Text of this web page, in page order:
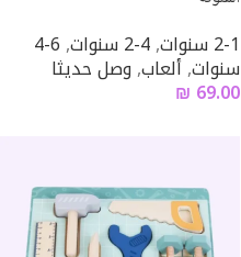
2-1 سنوات ,4-2 سنوات ,
6-4
سنوات,ألعاب,وصل حديثا
₪ 69.00